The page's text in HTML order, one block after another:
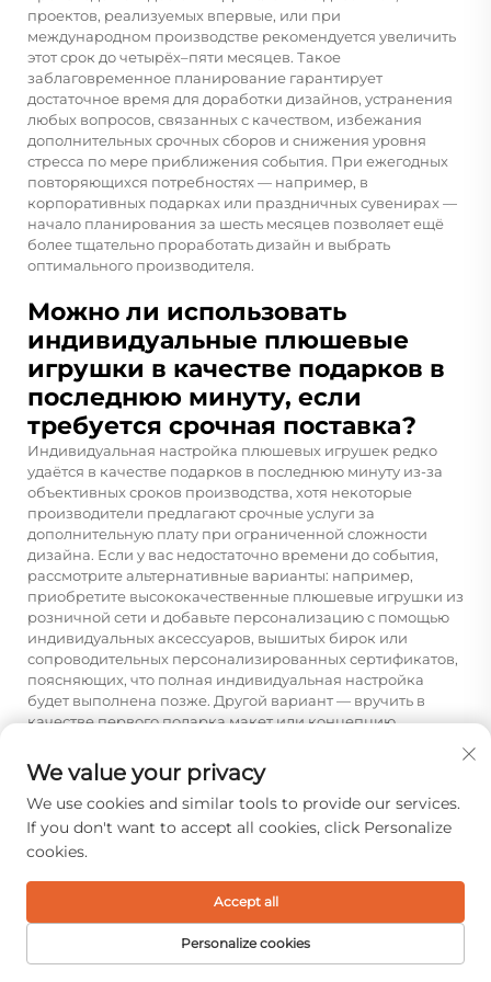
проектов, реализуемых впервые, или при
международном производстве рекомендуется увеличить
этот срок до четырёх–пяти месяцев. Такое
заблаговременное планирование гарантирует
достаточное время для доработки дизайнов, устранения
любых вопросов, связанных с качеством, избежания
дополнительных срочных сборов и снижения уровня
стресса по мере приближения события. При ежегодных
повторяющихся потребностях — например, в
корпоративных подарках или праздничных сувенирах —
начало планирования за шесть месяцев позволяет ещё
более тщательно проработать дизайн и выбрать
оптимального производителя.
Можно ли использовать
индивидуальные плюшевые
игрушки в качестве подарков в
последнюю минуту, если
требуется срочная поставка?
Индивидуальная настройка плюшевых игрушек редко
удаётся в качестве подарков в последнюю минуту из-за
объективных сроков производства, хотя некоторые
производители предлагают срочные услуги за
дополнительную плату при ограниченной сложности
дизайна. Если у вас недостаточно времени до события,
рассмотрите альтернативные варианты: например,
приобретите высококачественные плюшевые игрушки из
розничной сети и добавьте персонализацию с помощью
индивидуальных аксессуаров, вышитых бирок или
сопроводительных персонализированных сертификатов,
поясняющих, что полная индивидуальная настройка
будет выполнена позже. Другой вариант — вручить в
качестве первого подарка макет или концепцию
индивидуальную плюшевую игрушку в более поздний
срок, превратив таким образом задержку в
неотъемлемую часть подарочного опыта, а не в
компромисс.
не подходят индивидуально
настроенные плюшевые
игрушки в качестве подарков?
We value your privacy
We use cookies and similar tools to provide our services.
If you don't want to accept all cookies, click Personalize
cookies.
Personalize cookies
Accept all